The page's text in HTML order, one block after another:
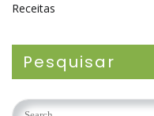
Receitas
Pesquisar